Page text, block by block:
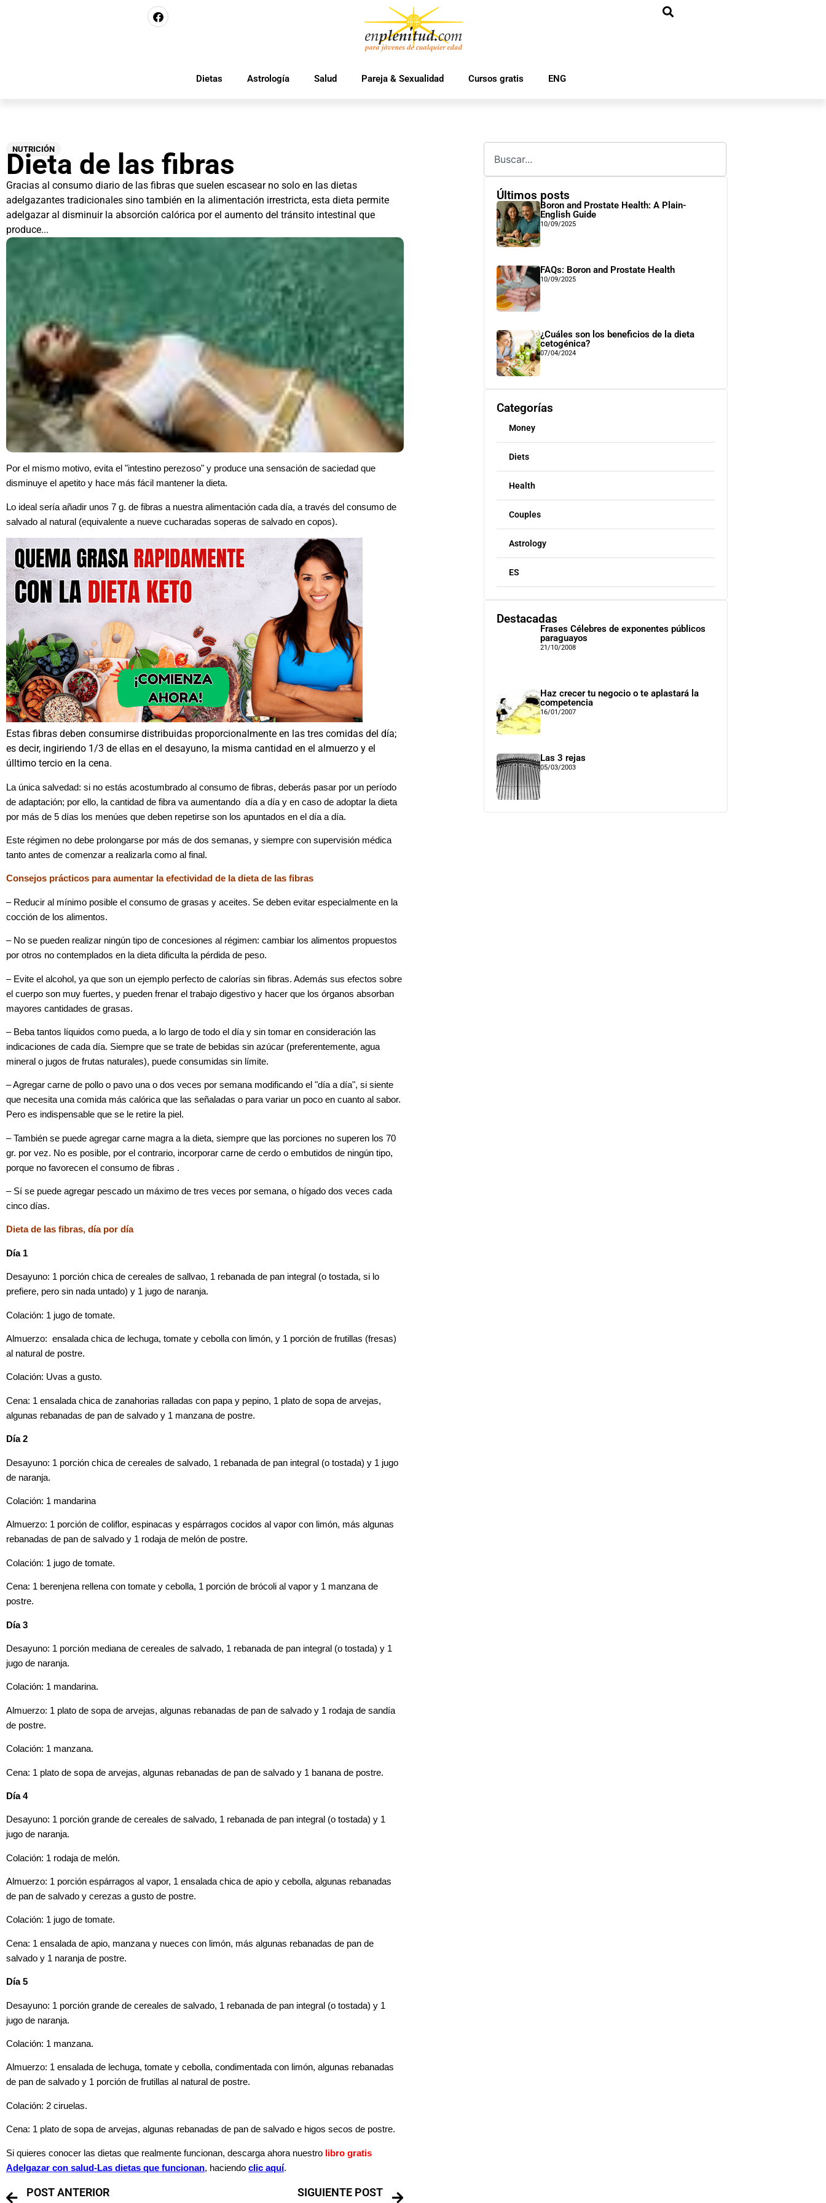
Dietas Astrología Salud Pareja & Sexualidad Cursos gratis ENG
NUTRICIÓN
Dieta de las fibras
Gracias al consumo diario de las fibras que suelen escasear no solo en las dietas
adelgazantes tradicionales sino también en la alimentación irrestricta, esta dieta permite
adelgazar al disminuir la absorción calórica por el aumento del tránsito intestinal que
produce...
Por el mismo motivo, evita el "intestino perezoso" y produce una sensación de saciedad que
disminuye el apetito y hace más fácil mantener la dieta.
Lo ideal sería añadir unos 7 g. de fibras a nuestra alimentación cada día, a través del consumo de
salvado al natural (equivalente a nueve cucharadas soperas de salvado en copos).
Estas fibras deben consumirse distribuidas proporcionalmente en las tres comidas del día;
es decir, ingiriendo 1/3 de ellas en el desayuno, la misma cantidad en el almuerzo y el
úlltimo tercio en la cena.
La única salvedad: si no estás acostumbrado al consumo de fibras, deberás pasar por un período
de adaptación; por ello, la cantidad de fibra va aumentando día a día y en caso de adoptar la dieta
por más de 5 días los menúes que deben repetirse son los apuntados en el día a día.
Este régimen no debe prolongarse por más de dos semanas, y siempre con supervisión médica
tanto antes de comenzar a realizarla como al final.
Consejos prácticos para aumentar la efectividad de la dieta de las fibras
– Reducir al mínimo posible el consumo de grasas y aceites. Se deben evitar especialmente en la
cocción de los alimentos.
– No se pueden realizar ningún tipo de concesiones al régimen: cambiar los alimentos propuestos
por otros no contemplados en la dieta dificulta la pérdida de peso.
– Evite el alcohol, ya que son un ejemplo perfecto de calorías sin fibras. Además sus efectos sobre
el cuerpo son muy fuertes, y pueden frenar el trabajo digestivo y hacer que los órganos absorban
mayores cantidades de grasas.
– Beba tantos líquidos como pueda, a lo largo de todo el día y sin tomar en consideración las
indicaciones de cada día. Siempre que se trate de bebidas sin azúcar (preferentemente, agua
mineral o jugos de frutas naturales), puede consumidas sin límite.
– Agregar carne de pollo o pavo una o dos veces por semana modificando el "día a día", si siente
que necesita una comida más calórica que las señaladas o para variar un poco en cuanto al sabor.
Pero es indispensable que se le retire la piel.
– También se puede agregar carne magra a la dieta, siempre que las porciones no superen los 70
gr. por vez. No es posible, por el contrario, incorporar carne de cerdo o embutidos de ningún tipo,
porque no favorecen el consumo de fibras .
– Sí se puede agregar pescado un máximo de tres veces por semana, o hígado dos veces cada
cinco días.
Dieta de las fibras, día por día
Día 1
Desayuno: 1 porción chica de cereales de sallvao, 1 rebanada de pan integral (o tostada, si lo
prefiere, pero sin nada untado) y 1 jugo de naranja.
Colación: 1 jugo de tomate.
Almuerzo: ensalada chica de lechuga, tomate y cebolla con limón, y 1 porción de frutillas (fresas)
al natural de postre.
Colación: Uvas a gusto.
Cena: 1 ensalada chica de zanahorias ralladas con papa y pepino, 1 plato de sopa de arvejas,
algunas rebanadas de pan de salvado y 1 manzana de postre.
Día 2
Desayuno: 1 porción chica de cereales de salvado, 1 rebanada de pan integral (o tostada) y 1 jugo
de naranja.
Colación: 1 mandarina
Almuerzo: 1 porción de coliflor, espinacas y espárragos cocidos al vapor con limón, más algunas
rebanadas de pan de salvado y 1 rodaja de melón de postre.
Colación: 1 jugo de tomate.
Cena: 1 berenjena rellena con tomate y cebolla, 1 porción de brócoli al vapor y 1 manzana de
postre.
Día 3
Desayuno: 1 porción mediana de cereales de salvado, 1 rebanada de pan integral (o tostada) y 1
jugo de naranja.
Colación: 1 mandarina.
Almuerzo: 1 plato de sopa de arvejas, algunas rebanadas de pan de salvado y 1 rodaja de sandía
de postre.
Colación: 1 manzana.
Cena: 1 plato de sopa de arvejas, algunas rebanadas de pan de salvado y 1 banana de postre.
Día 4
Desayuno: 1 porción grande de cereales de salvado, 1 rebanada de pan integral (o tostada) y 1
jugo de naranja.
Colación: 1 rodaja de melón.
Almuerzo: 1 porción espárragos al vapor, 1 ensalada chica de apio y cebolla, algunas rebanadas
de pan de salvado y cerezas a gusto de postre.
Colación: 1 jugo de tomate.
Cena: 1 ensalada de apio, manzana y nueces con limón, más algunas rebanadas de pan de
salvado y 1 naranja de postre.
Día 5
Desayuno: 1 porción grande de cereales de salvado, 1 rebanada de pan integral (o tostada) y 1
jugo de naranja.
Colación: 1 manzana.
Almuerzo: 1 ensalada de lechuga, tomate y cebolla, condimentada con limón, algunas rebanadas
de pan de salvado y 1 porción de frutillas al natural de postre.
Colación: 2 ciruelas.
Cena: 1 plato de sopa de arvejas, algunas rebanadas de pan de salvado e higos secos de postre.
Si quieres conocer las dietas que realmente funcionan, descarga ahora nuestro libro gratis
Adelgazar con salud-Las dietas que funcionan, haciendo clic aquí.
POST ANTERIOR SIGUIENTE POST
Últimos posts
Boron and Prostate Health: A Plain-
English Guide
10/09/2025
FAQs: Boron and Prostate Health
10/09/2025
¿Cuáles son los beneficios de la dieta
cetogénica?
07/04/2024
Categorías
Money
Diets
Health
Couples
Astrology
ES
Destacadas
Frases Célebres de exponentes públicos
paraguayos
21/10/2008
Haz crecer tu negocio o te aplastará la
competencia
16/01/2007
Las 3 rejas
05/03/2003